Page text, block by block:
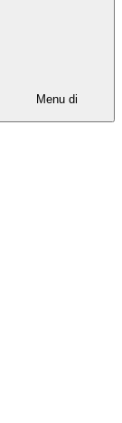
Menu di